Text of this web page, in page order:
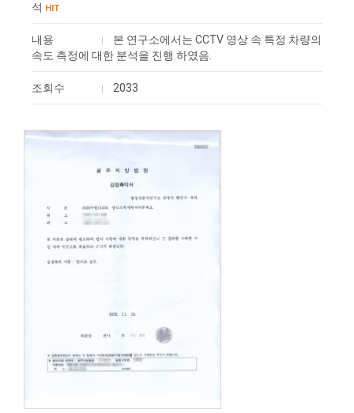
석 HIT
내용
본 연구소에서는 CCTV 영상 속 특정 차량의
속도 측정에 대한 분석을 진행 하였음.
조회수 2033